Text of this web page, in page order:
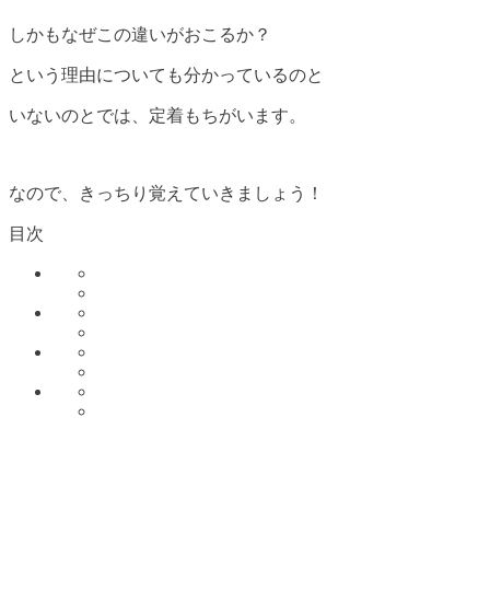
しかもなぜこの違いがおこるか？
という理由についても分かっているのと
いないのとでは、定着もちがいます。
なので、きっちり覚えていきましょう！
目次